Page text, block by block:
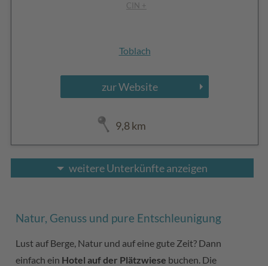
CIN +
Toblach
zur Website
9,8 km
weitere Unterkünfte anzeigen
Natur, Genuss und pure Entschleunigung
Lust auf Berge, Natur und auf eine gute Zeit? Dann
einfach ein Hotel auf der Plätzwiese buchen. Die